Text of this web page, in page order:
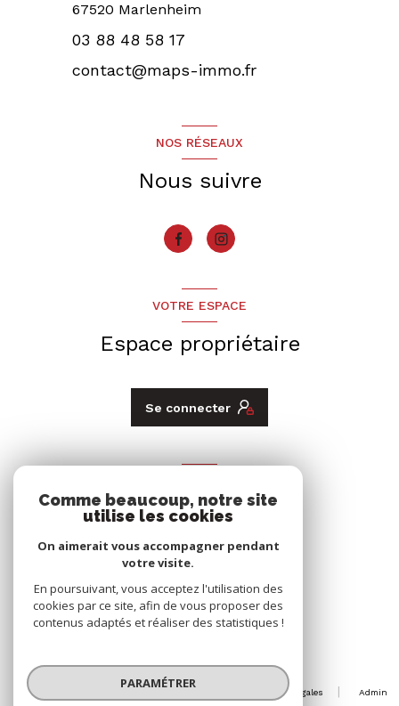
67520 Marlenheim
03 88 48 58 17
contact@maps-immo.fr
NOS RÉSEAUX
Nous suivre
VOTRE ESPACE
Espace propriétaire
Se connecter
Nous adhérons
© 2026 | Tous droits réservés
Mentions légales
Admin
Comme beaucoup, notre site
utilise les cookies
On aimerait vous accompagner pendant
votre visite.
En poursuivant, vous acceptez l'utilisation des
cookies par ce site, afin de vous proposer des
contenus adaptés et réaliser des statistiques !
PARAMÉTRER